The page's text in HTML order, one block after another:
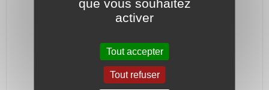
que vous souhaitez
activer
Tout accepter
Tout refuser